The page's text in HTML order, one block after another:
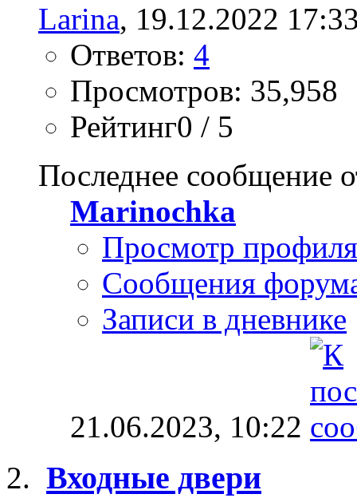
Larina, 19.12.2022
Ответов: 4
Просмотров: 35,958
Рейтинг0 / 5
Последнее сообщение
Marinochka
Просмотр профиля
Сообщения
Записи в дневнике
21.06.2023, 10:22
Входные двери